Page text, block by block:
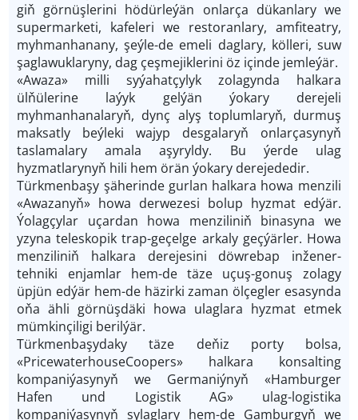
giň görnüşlerini hödürleýän onlarça dükanlary we
supermarketi, kafeleri we restoranlary, amfiteatry,
myhmanhanany, şeýle-de emeli daglary, kölleri, suw
şaglawuklaryny, dag çeşmejiklerini öz içinde jemleýär.
«Awaza» milli syýahatçylyk zolagynda halkara
ülňülerine laýyk gelýän ýokary derejeli
myhmanhanalaryň, dynç alyş toplumlaryň, durmuş
maksatly beýleki wajyp desgalaryň onlarçasynyň
taslamalary amala aşyryldy. Bu ýerde ulag
hyzmatlarynyň hili hem örän ýokary derejededir.
Türkmenbaşy şäherinde gurlan halkara howa menzili
«Awazanyň» howa derwezesi bolup hyzmat edýär.
Ýolagçylar uçardan howa menziliniň binasyna we
yzyna teleskopik trap-geçelge arkaly geçýärler. Howa
menziliniň halkara derejesini döwrebap inžener-
tehniki enjamlar hem-de täze uçuş-gonuş zolagy
üpjün edýär hem-de häzirki zaman ölçegler esasynda
oňa ähli görnüşdäki howa ulaglara hyzmat etmek
mümkinçiligi berilýär.
Türkmenbaşydaky täze deňiz porty bolsa,
«PricewaterhouseCoopers» halkara konsalting
kompaniýasynyň we Germaniýnyň «Hamburger
Hafen und Logistik AG» ulag-logistika
kompaniýasynyň sylaglary hem-de Gamburgyň we